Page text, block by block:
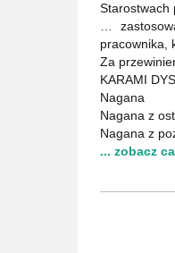
Starostwach
…
pracownika,
Za
KARAMI
Nagana
Nagana z
Nagana z
... zobacz